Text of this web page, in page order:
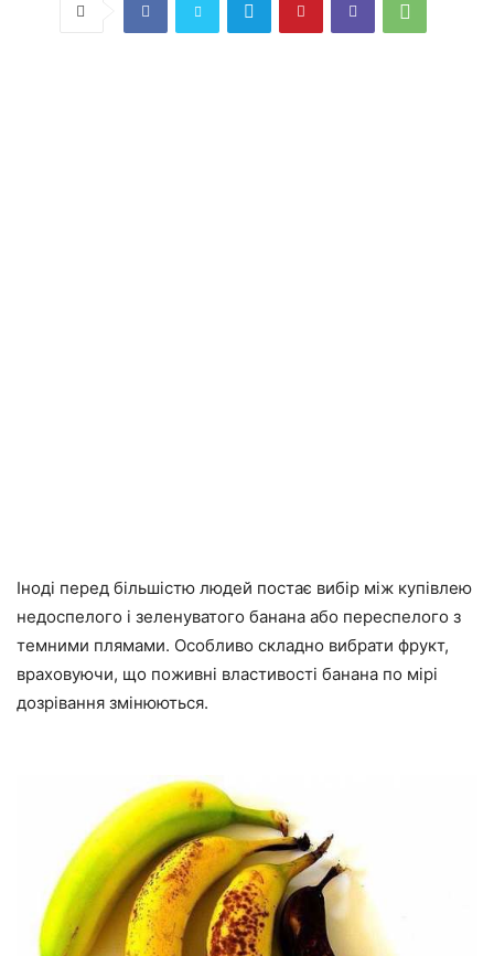
Іноді перед більшістю людей постає вибір між купівлею
недоспелого і зеленуватого банана або переспелого з
темними плямами. Особливо складно вибрати фрукт,
враховуючи, що поживні властивості банана по мірі
дозрівання змінюються.